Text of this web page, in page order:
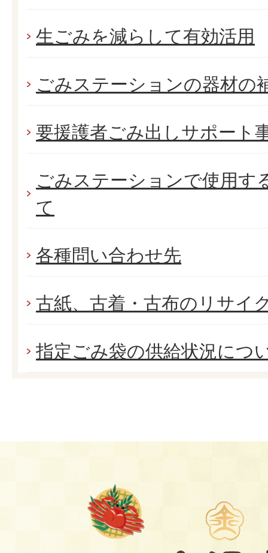
生ごみを減らして有効活用
ごみステーションの器材の
要援護者ごみ出しサポート
ごみステーションで使用す
て
各種問い合わせ先
古紙、古着・古布のリサイ
指定ごみ袋の供給状況につ